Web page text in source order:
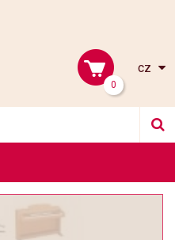
0
cz